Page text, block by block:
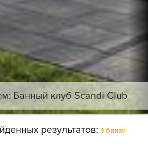
Банный клуб Scandi Club
результатов: 1 баня/